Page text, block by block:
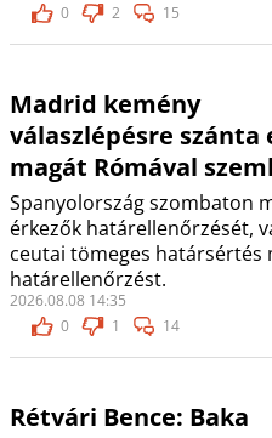
0
2 15
Madrid kemény
válaszlépésre szánta
magát Rómával
Spanyolország szombaton
érkezők határellenőrzését,
ceutai tömeges határsértés
határellenőrzést.
2026.08.08 14:35
0
1 14
Rétvári Bence: Baka